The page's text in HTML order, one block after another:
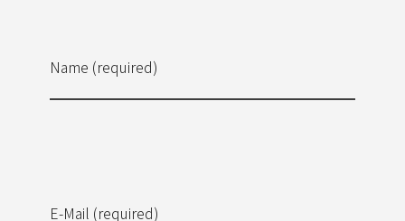
Name (required)
E-Mail (required)